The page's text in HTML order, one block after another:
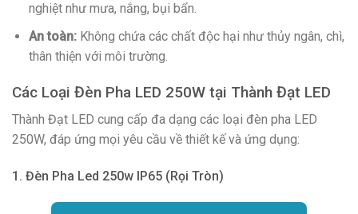
nghiệt như mưa, nắng, bụi bẩn.
An toàn:Không chứa các chất độc hại như thủy ngân, chì,
thân thiện với môi trường.
Các Loại Đèn Pha LED 250W tại Thành Đạt LED
Thành Đạt LED cung cấp đa dạng các loại đèn pha LED
250W, đáp ứng mọi yêu cầu về thiết kế và ứng dụng:
1. Đèn Pha Led 250w IP65 (Rọi Tròn)